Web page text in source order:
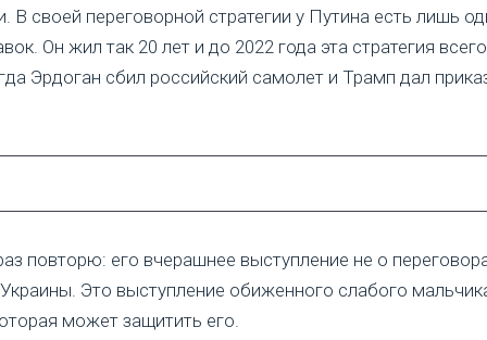
В своей переговорной стратегии у Путина есть лишь
Он жил так 20 лет и до 2022 года эта стратегия
Эрдоган сбил российский самолет и Трамп дал
повторю: его вчерашнее выступление не о
Это выступление обиженного слабого
может защитить его.